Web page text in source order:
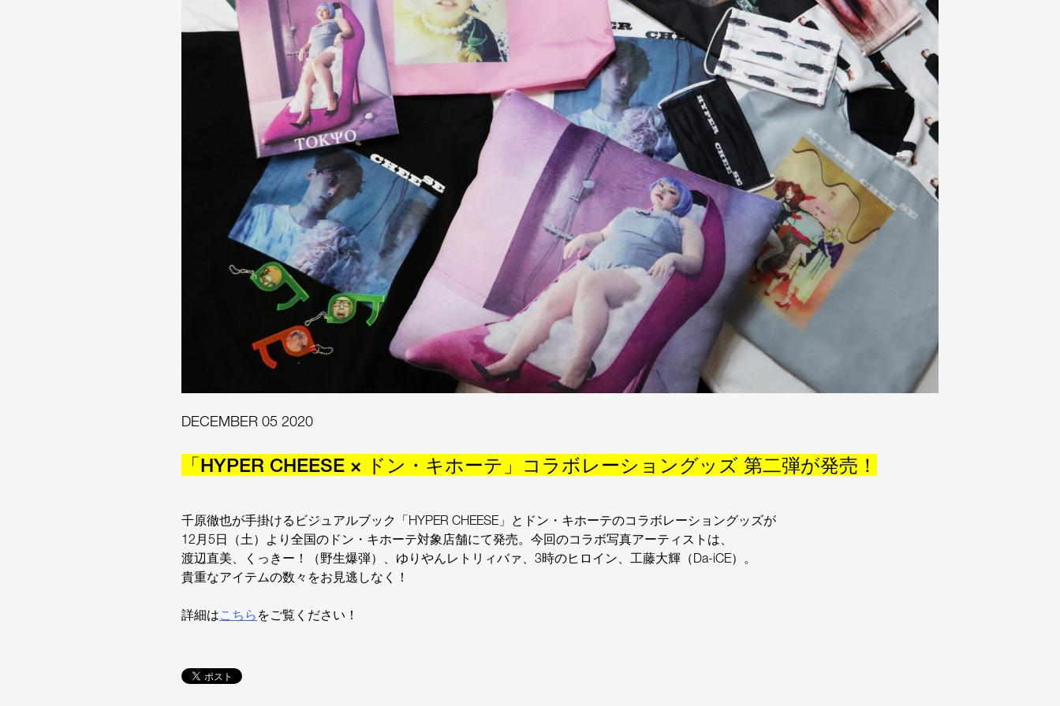
DECEMBER 05 2020
「HYPER CHEESE × ドン・キホーテ」コラボレーショングッズ 第二弾が発売！
千原徹也が手掛けるビジュアルブック「HYPER CHEESE」とドン・キホーテのコラボレーショングッズが
12月5日（土）より全国のドン・キホーテ対象店舗にて発売。今回のコラボ写真アーティストは、
渡辺直美、くっきー！（野生爆弾）、ゆりやんレトリィバァ、3時のヒロイン、工藤大輝（Da-iCE）。
貴重なアイテムの数々をお見逃しなく！
詳細はこちら をご覧ください！